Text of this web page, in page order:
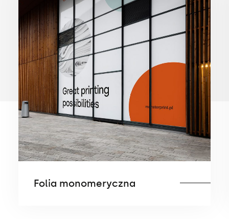
Folia monomeryczna